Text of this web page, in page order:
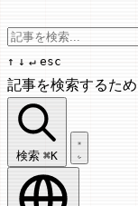
↑ ↓ ↵ esc
記事を検索するた
記事を検索...
検索 ⌘K